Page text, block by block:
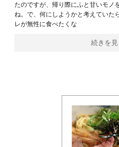
たのですが、帰り際にふと甘いモノ
ね。で、何にしようかと考えていた
レが無性に食べたくな
続きを見